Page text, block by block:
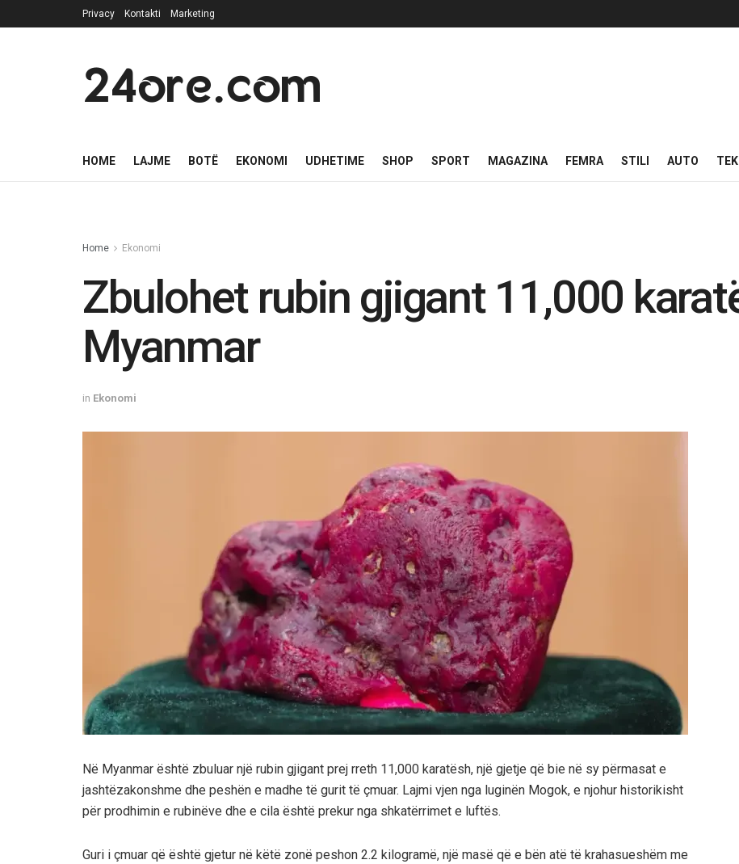
Privacy Kontakti Marketing
24ore.com
HOME LAJME BOTË EKONOMI UDHETIME SHOP SPORT MAGAZINA FEMRA STILI AUTO
Home Ekonomi
Zbulohet rubin gjigant 11,000
Myanmar
in Ekonomi
Në Myanmar është zbuluar një rubin gjigant prej rreth 11,000 karatësh, një gjetje që bie në sy përmasat e
jashtëzakonshme dhe peshën e madhe të gurit të çmuar. Lajmi vjen nga luginën Mogok, e njohur historikisht
për prodhimin e rubinëve dhe e cila është prekur nga shkatërrimet e luftës.
Guri i çmuar që është gjetur në këtë zonë peshon 2.2 kilogramë, një masë që e bën atë të krahasueshëm me